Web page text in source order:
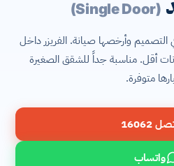
(Single Door)
التصميم وأرخصها صيانة. الفريزر داخل
أقل. مناسبة جداً للشقق الصغيرة
متوفرة.
16062
واتساب